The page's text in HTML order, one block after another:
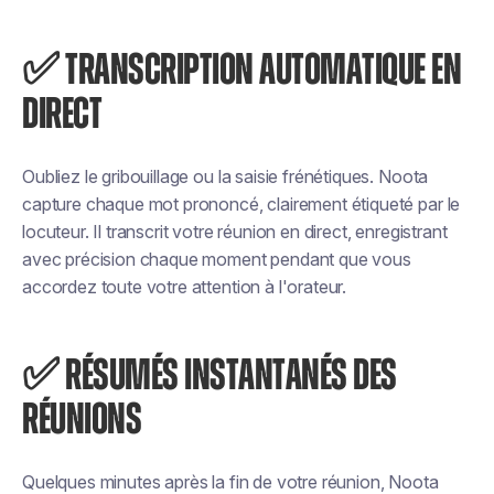
✅ TRANSCRIPTION AUTOMATIQUE EN
DIRECT
Oubliez le gribouillage ou la saisie frénétiques. Noota
capture chaque mot prononcé, clairement étiqueté par le
locuteur. Il transcrit votre réunion en direct, enregistrant
avec précision chaque moment pendant que vous
accordez toute votre attention à l'orateur.
✅ RÉSUMÉS INSTANTANÉS DES
RÉUNIONS
Quelques minutes après la fin de votre réunion, Noota